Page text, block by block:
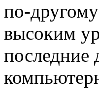
по-
высоким
последние